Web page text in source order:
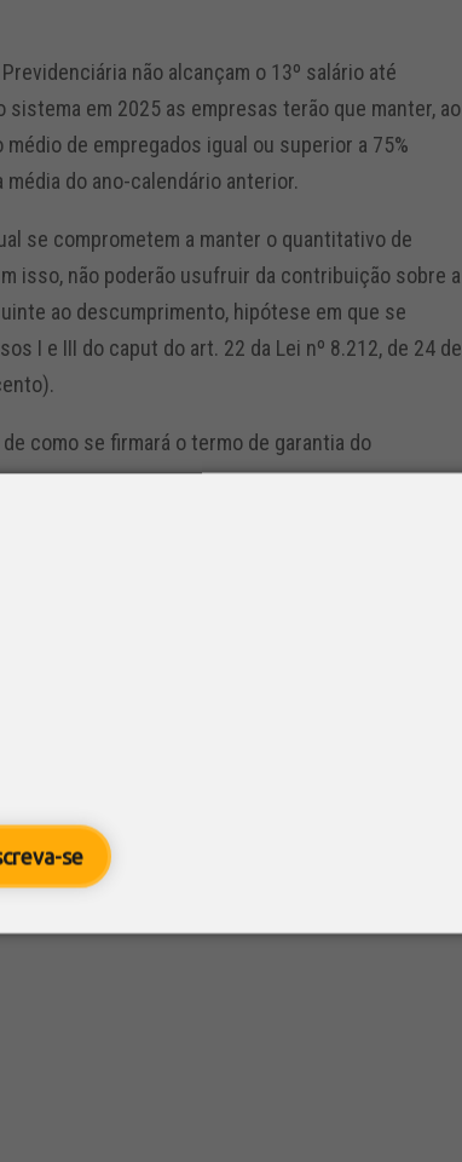
se
não alcançam o 13º salário até
em 2025 as empresas terão que manter, ao
de empregados igual ou superior a 75%
do ano-calendário anterior.
se comprometem a manter o quantitativo de
isso, não poderão usufruir da contribuição sobre a
ao descumprimento, hipótese em que se
I e III do caput do art. 22 da Lei nº 8.212, de 24 de
como se firmará o termo de garantia do